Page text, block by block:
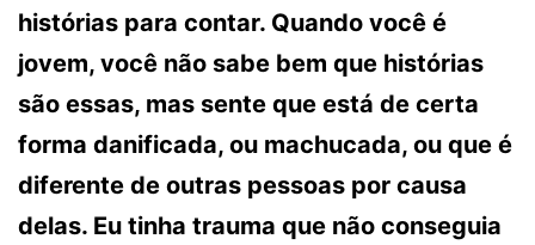
histórias para contar. Quando você é
jovem, você não sabe bem que histórias
são essas, mas sente que está de certa
forma danificada, ou machucada, ou que é
diferente de outras pessoas por causa
delas. Eu tinha trauma que não conseguia